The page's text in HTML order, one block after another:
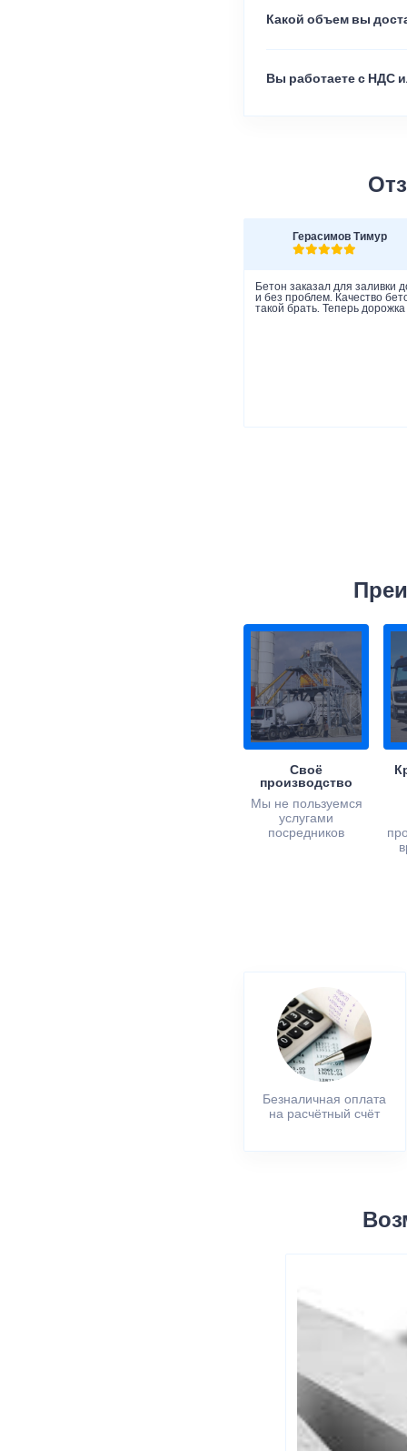
Какой объем вы
Вы работаете с НДС
Герасимов Тимур
Бетон заказал для заливки
и без проблем. Качество
такой брать. Теперь
Своё
производство
Мы не пользуемся
услугами
посредников
Безналичная оплата
на расчётный счёт